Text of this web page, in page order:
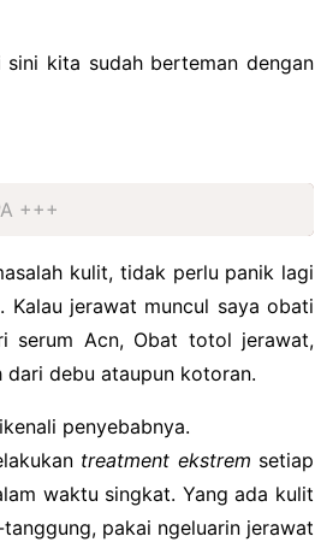
kita sudah berteman dengan
+++
kulit, tidak perlu panik lagi
Kalau jerawat muncul saya obati
serum Acn, Obat totol jerawat,
debu ataupun kotoran.
penyebabnya.
treatment ekstrem setiap
waktu singkat. Yang ada kulit
pakai ngeluarin jerawat